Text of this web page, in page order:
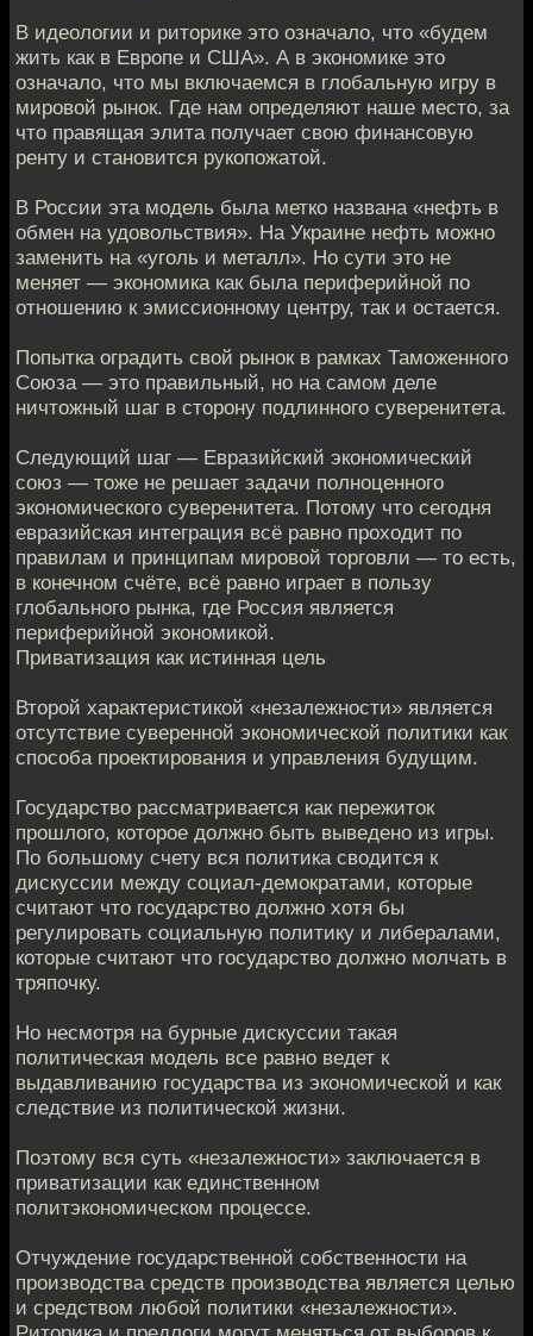
В идеологии и риторике это означало, что «будем
жить как в Европе и США». А в экономике это
означало, что мы включаемся в глобальную игру в
мировой рынок. Где нам определяют наше место, за
что правящая элита получает свою финансовую
ренту и становится рукопожатой.
В России эта модель была метко названа «нефть в
обмен на удовольствия». На Украине нефть можно
заменить на «уголь и металл». Но сути это не
меняет — экономика как была периферийной по
отношению к эмиссионному центру, так и остается.
Попытка оградить свой рынок в рамках Таможенного
Союза — это правильный, но на самом деле
ничтожный шаг в сторону подлинного суверенитета.
Следующий шаг — Евразийский экономический
союз — тоже не решает задачи полноценного
экономического суверенитета. Потому что сегодня
евразийская интеграция всё равно проходит по
правилам и принципам мировой торговли — то есть,
в конечном счёте, всё равно играет в пользу
глобального рынка, где Россия является
периферийной экономикой.
Приватизация как истинная цель
Второй характеристикой «незалежности» является
отсутствие суверенной экономической политики как
способа проектирования и управления будущим.
Государство рассматривается как пережиток
прошлого, которое должно быть выведено из игры.
По большому счету вся политика сводится к
дискуссии между социал-демократами, которые
считают что государство должно хотя бы
регулировать социальную политику и либералами,
которые считают что государство должно молчать в
тряпочку.
Но несмотря на бурные дискуссии такая
политическая модель все равно ведет к
выдавливанию государства из экономической и как
следствие из политической жизни.
Поэтому вся суть «незалежности» заключается в
приватизации как единственном
политэкономическом процессе.
Отчуждение государственной собственности на
производства средств производства является целью
и средством любой политики «незалежности».